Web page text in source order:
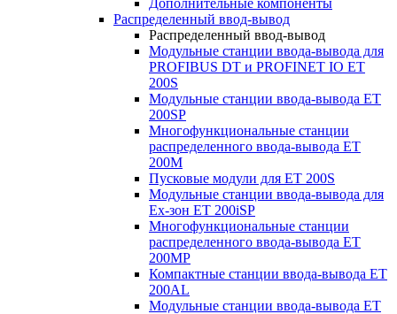
Дополнительные компоненты
Распределенный ввод-вывод
Распределенный ввод-вывод
Модульные станции ввода-вывода для
PROFIBUS DT и PROFINET IO ET
200S
Модульные станции ввода-вывода ET
200SP
Многофункциональные станции
распределенного ввода-вывода ET
200M
Пусковые модули для ET 200S
Модульные станции ввода-вывода для
Ex-зон ET 200iSP
Многофункциональные станции
распределенного ввода-вывода ET
200MP
Компактные станции ввода-вывода ET
200AL
Модульные станции ввода-вывода ET